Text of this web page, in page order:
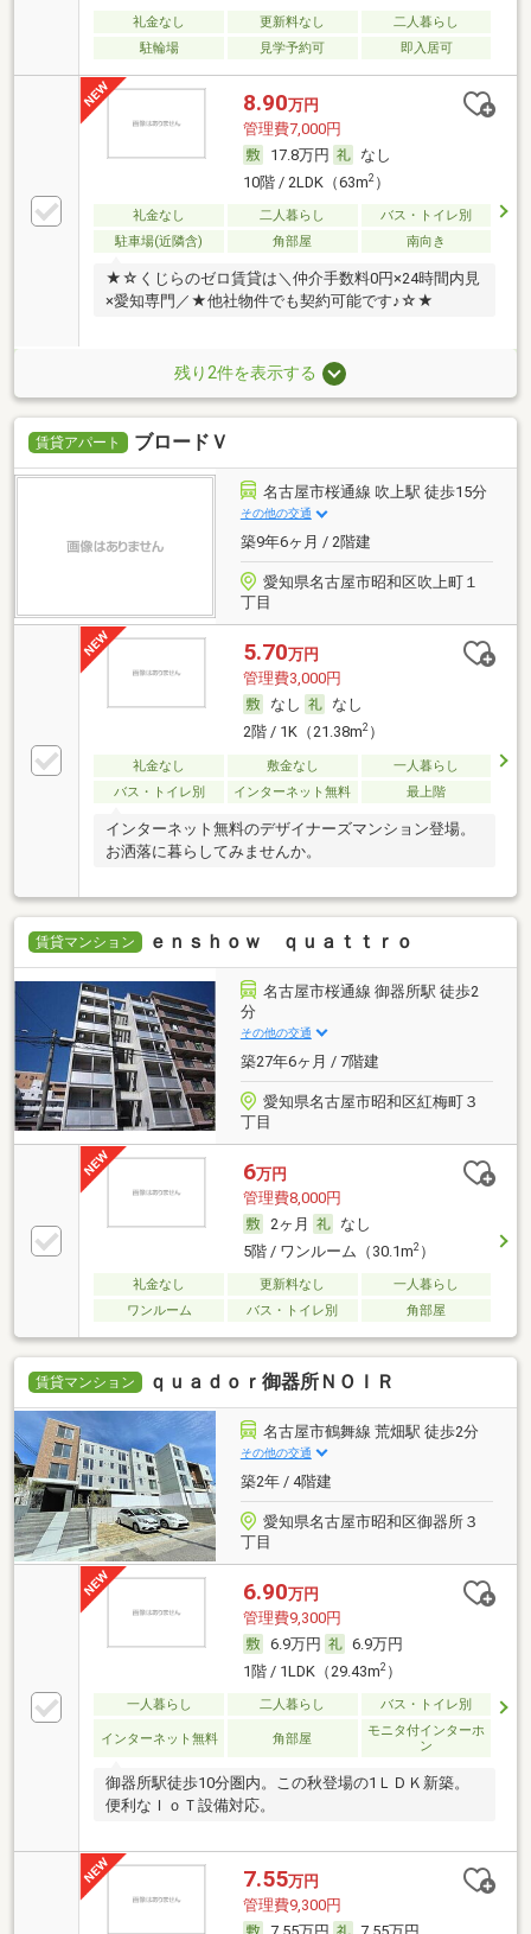
礼金なし 更新料なし
二人暮らし
駐輪場
見学予約可 即入居可
8.90万円
管理費7,000円
17.8万円
なし
10階 / 2LDK（63m2）
礼金なし 二人暮らし
バス・トイレ別
駐車場(近隣含)
角部屋 南向き
★☆くじらのゼロ賃貸は＼仲介手数料0円×24時間内見
×愛知専門／★他社物件でも契約可能です♪☆★
残り2件を表示する
賃貸アパート ブロードＶ
名古屋市桜通線 吹上駅 徒歩15分
その他の交通
築9年6ヶ月 / 2階建
愛知県名古屋市昭和区吹上町１
丁目
5.70万円
管理費3,000円
なし
なし
2階 / 1K（21.38m2）
礼金なし 敷金なし
一人暮らし
バス・トイレ別
インターネット無料 最上階
インターネット無料のデザイナーズマンション登場。
お洒落に暮らしてみませんか。
賃貸マンション ｅｎｓｈｏｗ ｑｕａｔｔｒｏ
名古屋市桜通線 御器所駅 徒歩2
分
その他の交通
築27年6ヶ月 / 7階建
愛知県名古屋市昭和区紅梅町３
丁目
6万円
管理費8,000円
2ヶ月
なし
5階 / ワンルーム（30.1m2）
礼金なし 更新料なし
一人暮らし
ワンルーム
バス・トイレ別 角部屋
賃貸マンション ｑｕａｄｏｒ御器所ＮＯＩＲ
名古屋市鶴舞線 荒畑駅 徒歩2分
その他の交通
築2年 / 4階建
愛知県名古屋市昭和区御器所３
丁目
6.90万円
管理費9,300円
6.9万円
6.9万円
1階 / 1LDK（29.43m2）
一人暮らし 二人暮らし バス・トイレ別
インターネット無料 角部屋
モニタ付インターホ
ン
御器所駅徒歩10分圏内。この秋登場の1ＬＤＫ新築。
便利なＩｏＴ設備対応。
7.55万円
管理費9,300円